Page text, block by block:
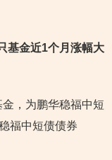
基金近1个月涨幅大
，为鹏华稳福中短
福中短债债券